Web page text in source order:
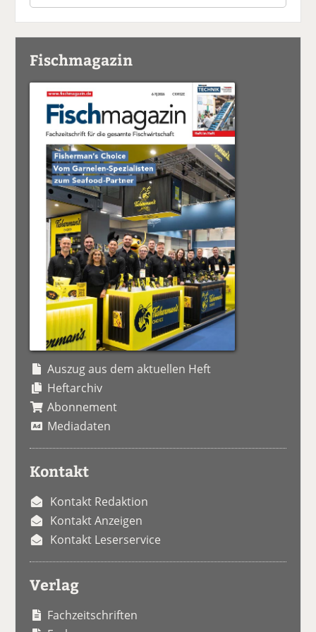
Fischmagazin
Auszug aus dem aktuellen Heft
Heftarchiv
Abonnement
Mediadaten
Kontakt
Kontakt Redaktion
Kontakt Anzeigen
Kontakt Leserservice
Verlag
Fachzeitschriften